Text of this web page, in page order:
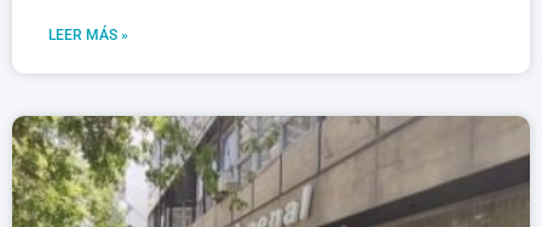
LEER MÁS »